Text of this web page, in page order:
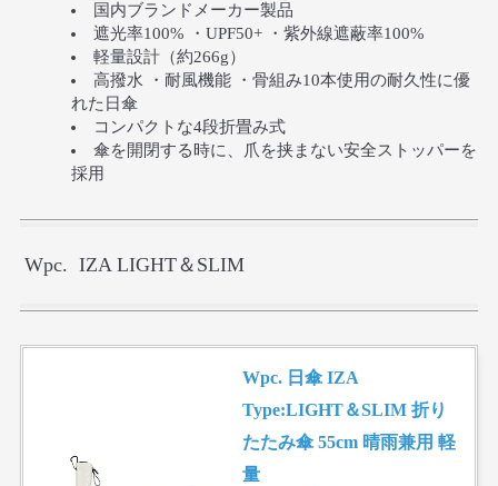
国内ブランドメーカー製品
遮光率100% ・UPF50+ ・紫外線遮蔽率100%
軽量設計（約266g）
高撥水 ・耐風機能 ・骨組み10本使用の耐久性に優
れた日傘
コンパクトな4段折畳み式
傘を開閉する時に、爪を挟まない安全ストッパーを
採用
Wpc. IZA LIGHT＆SLIM
Wpc. 日傘 IZA
Type:LIGHT＆SLIM 折り
たたみ傘 55cm 晴雨兼用 軽
量